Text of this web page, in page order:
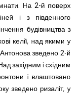
На 2-й поверх
і з південного
будівництва з
келії, над якими у
зведено 2-й
західним і східним
і влаштовано
зведено ризаліт, у